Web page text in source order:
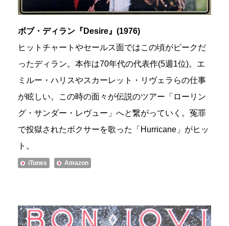
ボブ・ディラン『Desire』(1976)
ヒットチャートやセールス面ではこの頃がピークだ
ったディラン。本作は70年代の代表作(5週1位)。エ
ミルー・ハリスやスカーレット・リヴェラらの仕事
が眩しい。この時の面々が伝説のツアー「ローリン
グ・サンダー・レヴュー」へと繋がっていく。冤罪
で投獄されたボクサーを歌った「Hurricane」がヒッ
ト。
iTunes Amazon